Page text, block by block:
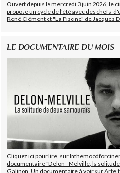
Ouvert depuis le mercredi 3 juin 2026, le
propose un cycle de l'été avec des chefs-
René Clément et "La Piscine" de Jacques
LE DOCUMENTAIRE DU MOIS
Cliquez ici pour lire, sur
documentaire "Delon - Melville, la
Galinon. Un documentaire à voir sur